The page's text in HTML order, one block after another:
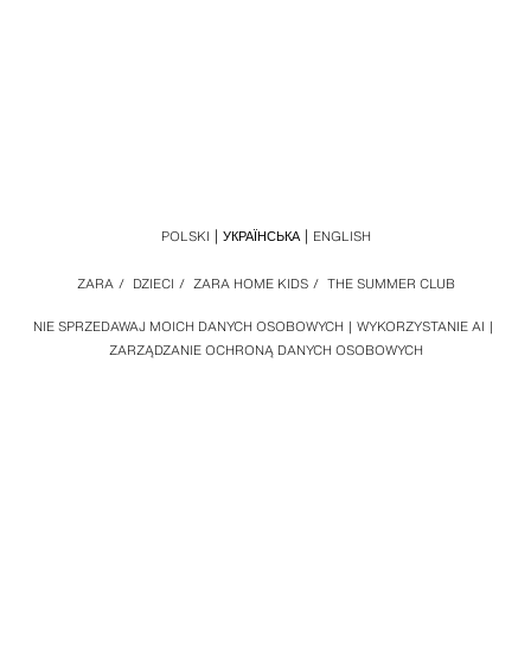
NIE SPRZEDAWAJ MOICH DANYCH OSOBOWYCH
WYKORZYSTANIE AI
ZARZĄDZANIE OCHRONĄ DANYCH OSOBOWYCH
ZARA / DZIECI / ZARA HOME KIDS / THE SUMMER CLUB
POLSKI УКРАЇНСЬКА ENGLISH